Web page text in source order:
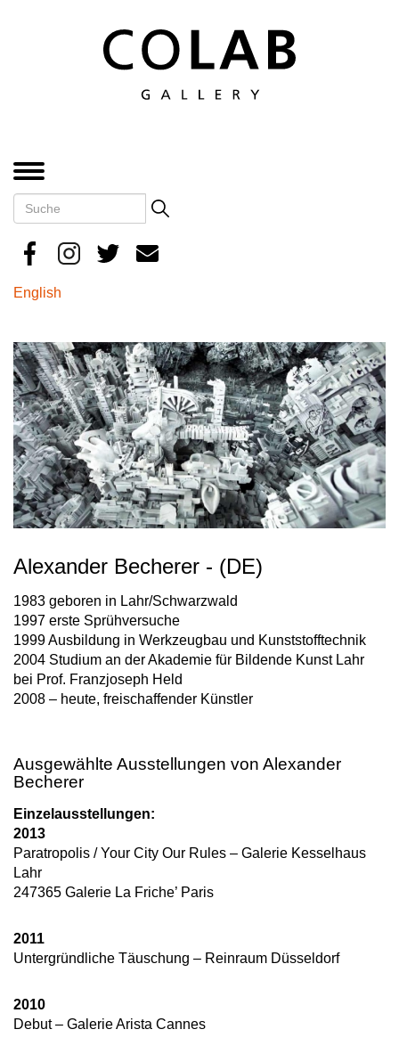
Search
Suche
English
Alexander Becherer - (DE)
1983 geboren in Lahr/Schwarzwald
1997 erste Sprühversuche
1999 Ausbildung in Werkzeugbau und Kunststofftechnik
2004 Studium an der Akademie für Bildende Kunst Lahr
bei Prof. Franzjoseph Held
2008 – heute, freischaffender Künstler
Ausgewählte Ausstellungen von Alexander
Becherer
Einzelausstellungen:
2013
Paratropolis / Your City Our Rules – Galerie Kesselhaus
Lahr
247365 Galerie La Friche’ Paris
2011
Untergründliche Täuschung – Reinraum Düsseldorf
2010
Debut – Galerie Arista Cannes